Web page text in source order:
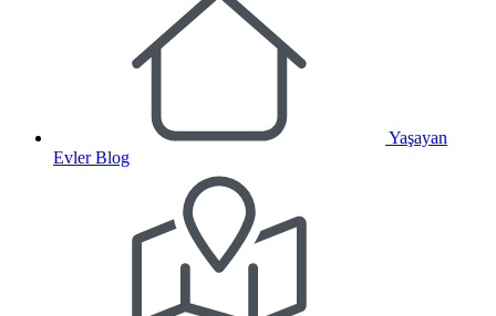
Yaşayan
Evler Blog